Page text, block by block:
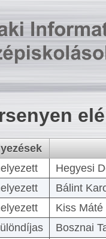
Hegyesi
Bálint
Kiss
Bosznai